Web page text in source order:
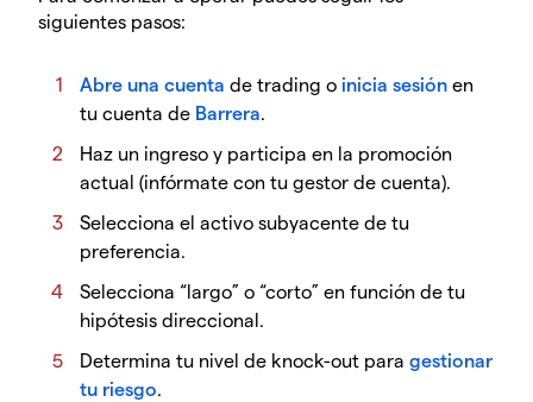
siguientes pasos:
Abre una cuenta de trading o inicia sesión en
tu cuenta de Barrera.
Haz un ingreso y participa en la promoción
actual (infórmate con tu gestor de cuenta).
Selecciona el activo subyacente de tu
preferencia.
Selecciona “largo” o “corto” en función de tu
hipótesis direccional.
Determina tu nivel de knock-out para gestionar
tu riesgo.